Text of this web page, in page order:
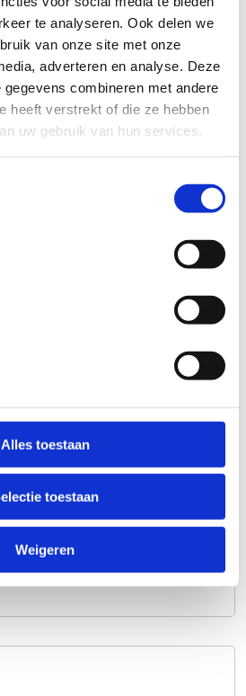
te analyseren. Ook delen we
van onze site met onze
adverteren en analyse. Deze
combineren met andere
heeft verstrekt of die ze hebben
uw gebruik van hun services.
Alles toestaan
toestaan
Weigeren
- Dumbbels
Lifemaxx
kg
van 2
met je op via de e-mail of telefoon.
alleen om met jou in contact te komen.